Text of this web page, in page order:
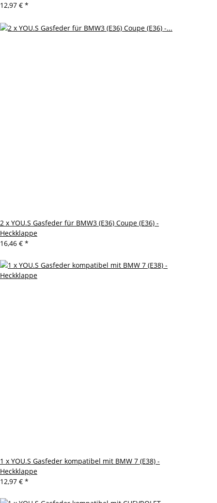
12,97 € *
2 x YOU.S Gasfeder für BMW3 (E36) Coupe (E36) -
Heckklappe
16,46 € *
1 x YOU.S Gasfeder kompatibel mit BMW 7 (E38) -
Heckklappe
12,97 € *